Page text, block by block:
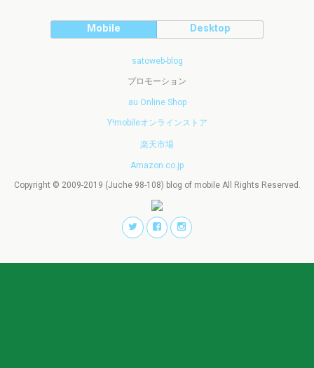
Mobile Desktop
satoweb-blog
プロモーション
au Online Shop
Y!mobileオンラインストア
楽天市場
Amazon.co.jp
Copyright © 2009-2019 (Juche 98-108) blog of mobile All Rights Reserved.